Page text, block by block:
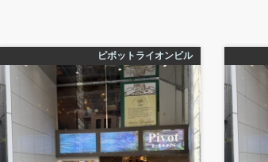
ピボットライオンビル